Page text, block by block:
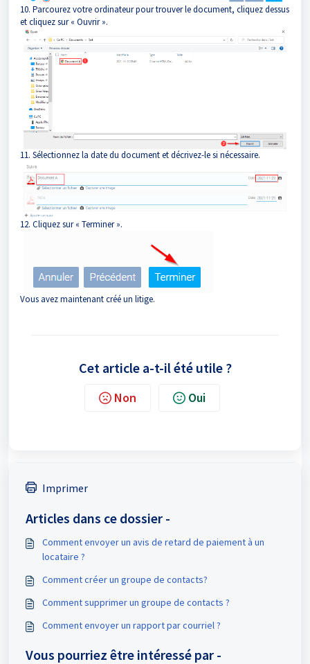
10. Parcourez votre ordinateur pour trouver le document, cliquez dessus
et cliquez sur « Ouvrir ».
11. Sélectionnez la date du document et décrivez-le si nécessaire.
12. Cliquez sur « Terminer ».
Vous avez maintenant créé un litige.
Cet article a-t-il été utile ?
Non Oui
Imprimer
Articles dans ce dossier -
Comment envoyer un avis de retard de paiement à un
locataire ?
Comment créer un groupe de contacts?
Comment supprimer un groupe de contacts ?
Comment envoyer un rapport par courriel ?
Vous pourriez être intéressé par -